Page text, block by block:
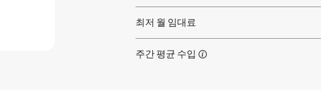
최저 월 임대료
주간 평균 수입